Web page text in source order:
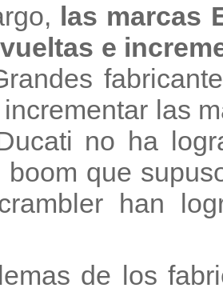
las marcas
e
las
no ha
boom que
han
de los